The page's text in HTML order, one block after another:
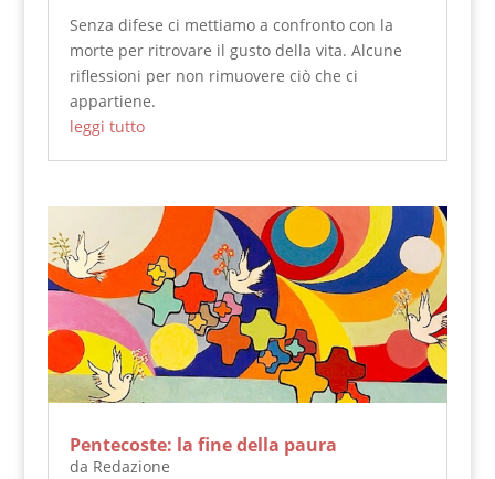
Senza difese ci mettiamo a confronto con la
morte per ritrovare il gusto della vita. Alcune
riflessioni per non rimuovere ciò che ci
appartiene.
leggi tutto
Pentecoste: la fine della paura
da Redazione